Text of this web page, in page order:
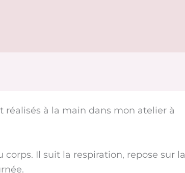
réalisés à la main dans mon atelier à
corps. Il suit la respiration, repose sur la